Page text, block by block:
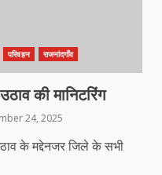
परिवहन राजनांदगाँव
की मानिटरिंग
24, 2025
के मद्देनजर जिले के सभी